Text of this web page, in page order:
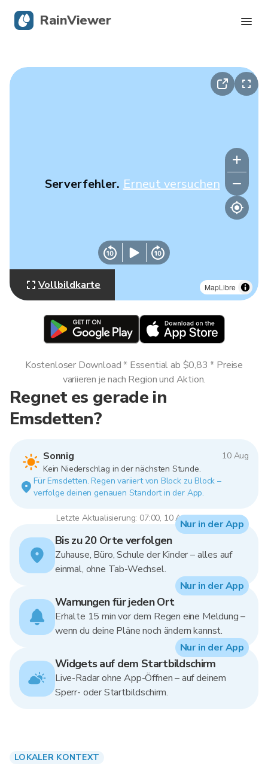
MapLibre
Serverfehler. Erneut versuchen
Vollbildkarte
Regnet es gerade in
Emsdetten?
Sonnig
10 Aug
Kein Niederschlag in der nächsten Stunde.
Für Emsdetten. Regen variiert von Block zu Block –
verfolge deinen genauen Standort in der App.
Letzte Aktualisierung: 07:00, 10 Aug 2026
Kostenloser Download * Essential ab $0,83 * Preise
variieren je nach Region und Aktion.
Bis zu 20 Orte verfolgen
Zuhause, Büro, Schule der Kinder – alles auf
einmal, ohne Tab-Wechsel.
Nur in der App
Warnungen für jeden Ort
Erhalte 15 min vor dem Regen eine Meldung –
wenn du deine Pläne noch ändern kannst.
Nur in der App
Widgets auf dem Startbildschirm
Live-Radar ohne App-Öffnen – auf deinem
Sperr- oder Startbildschirm.
Nur in der App
LOKALER KONTEXT
RainViewer